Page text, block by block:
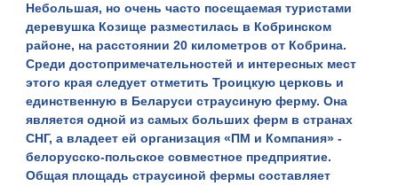
Небольшая, но очень часто посещаемая туристами
деревушка Козище разместилась в Кобринском
районе, на расстоянии 20 километров от Кобрина.
Среди достопримечательностей и интересных мест
этого края следует отметить Троицкую церковь и
единственную в Беларуси страусиную ферму. Она
является одной из самых больших ферм в странах
СНГ, а владеет ей организация «ПМ и Компания» -
белорусско-польское совместное предприятие.
Общая площадь страусиной фермы составляет